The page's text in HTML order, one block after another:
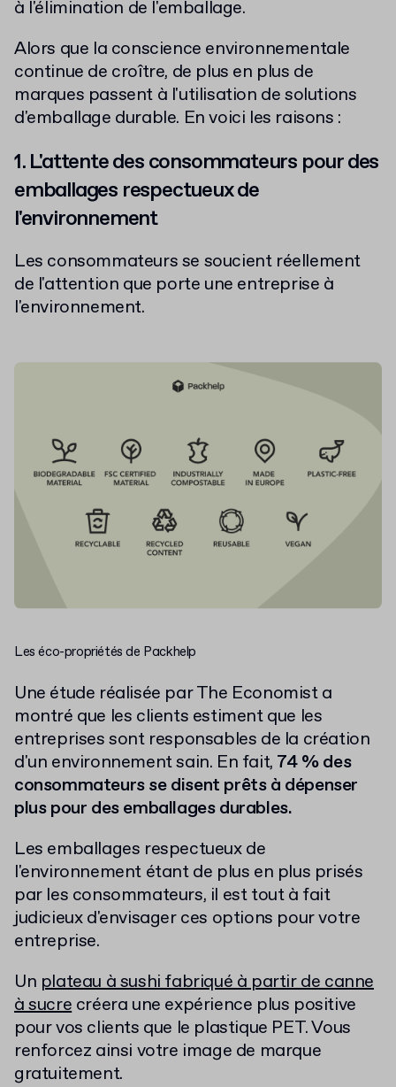
à l'élimination de l'emballage.
Alors que la conscience environnementale
continue de croître, de plus en plus de
marques passent à l'utilisation de solutions
d'emballage durable. En voici les raisons :
1. L'attente des consommateurs pour des
emballages respectueux de
l'environnement
Les consommateurs se soucient réellement
de l'attention que porte une entreprise à
l'environnement.
Les éco-propriétés de Packhelp
Une étude réalisée par The Economist a
montré que les clients estiment que les
entreprises sont responsables de la création
d'un environnement sain. En fait, 74 % des
consommateurs se disent prêts à dépenser
plus pour des emballages durables.
Les emballages respectueux de
l'environnement étant de plus en plus prisés
par les consommateurs, il est tout à fait
judicieux d'envisager ces options pour votre
entreprise.
Un plateau à sushi fabriqué à partir de canne
à sucrecréera une expérience plus positive
pour vos clients que le plastique PET. Vous
renforcez ainsi votre image de marque
gratuitement.